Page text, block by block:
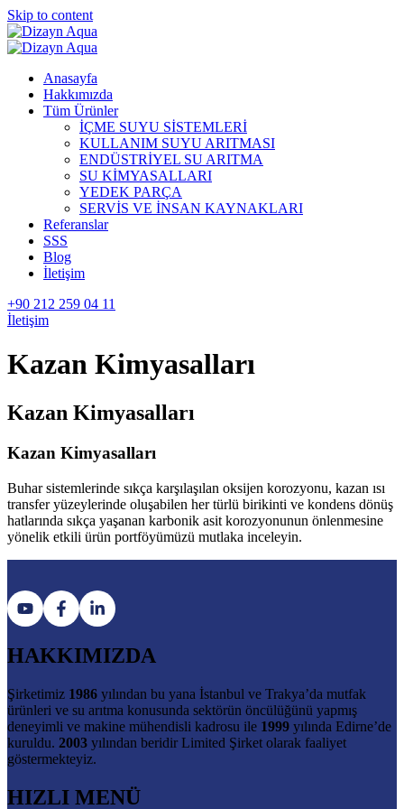
Skip to content
Anasayfa
Hakkımızda
Tüm Ürünler
İÇME SUYU SİSTEMLERİ
KULLANIM SUYU ARITMASI
ENDÜSTRİYEL SU ARITMA
SU KİMYASALLARI
YEDEK PARÇA
SERVİS VE İNSAN KAYNAKLARI
Referanslar
SSS
Blog
İletişim
+90 212 259 04 11
İletişim
Kazan Kimyasalları
Kazan Kimyasalları
Kazan Kimyasalları
Buhar sistemlerinde sıkça karşılaşılan oksijen korozyonu, kazan ısı
transfer yüzeylerinde oluşabilen her türlü birikinti ve kondens dönüş
hatlarında sıkça yaşanan karbonik asit korozyonunun önlenmesine
yönelik etkili ürün portföyümüzü mutlaka inceleyin.
HAKKIMIZDA
Şirketimiz 1986 yılından bu yana İstanbul ve Trakya’da mutfak
ürünleri ve su arıtma konusunda sektörün öncülüğünü yapmış
deneyimli ve makine mühendisli kadrosu ile 1999 yılında Edirne’de
kuruldu. 2003 yılından beridir Limited Şirket olarak faaliyet
göstermekteyiz.
HIZLI MENÜ